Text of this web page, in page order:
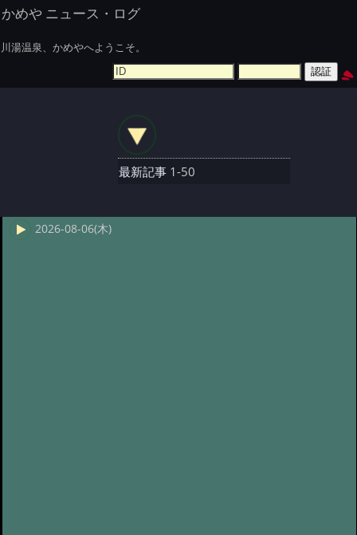
かめや ニュース・ログ
川湯温泉、かめやへようこそ。
2026-08-06(木)
最新記事 1-50